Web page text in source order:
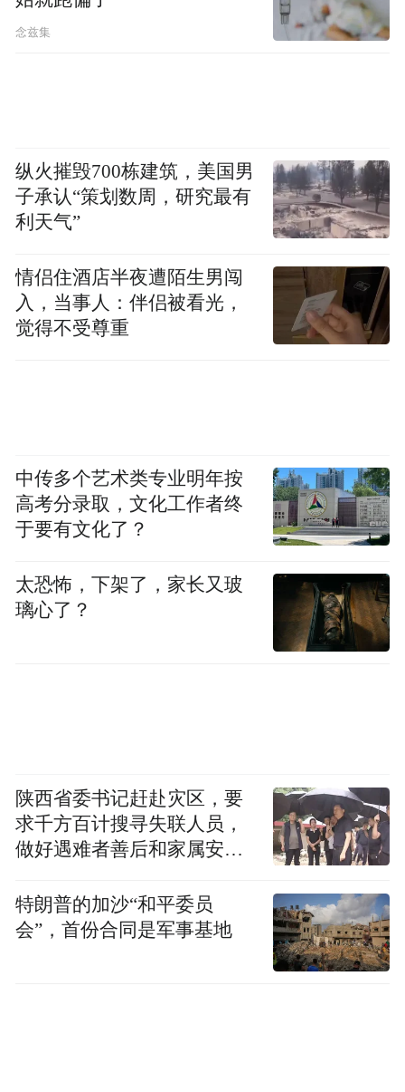
念兹集
纵火摧毁700栋建筑，美国男
子承认“策划数周，研究最有
利天气”
情侣住酒店半夜遭陌生男闯
入，当事人：伴侣被看光，
觉得不受尊重
中传多个艺术类专业明年按
高考分录取，文化工作者终
于要有文化了？
太恐怖，下架了，家长又玻
璃心了？
陕西省委书记赶赴灾区，要
求千方百计搜寻失联人员，
做好遇难者善后和家属安抚
特朗普的加沙“和平委员
会”，首份合同是军事基地